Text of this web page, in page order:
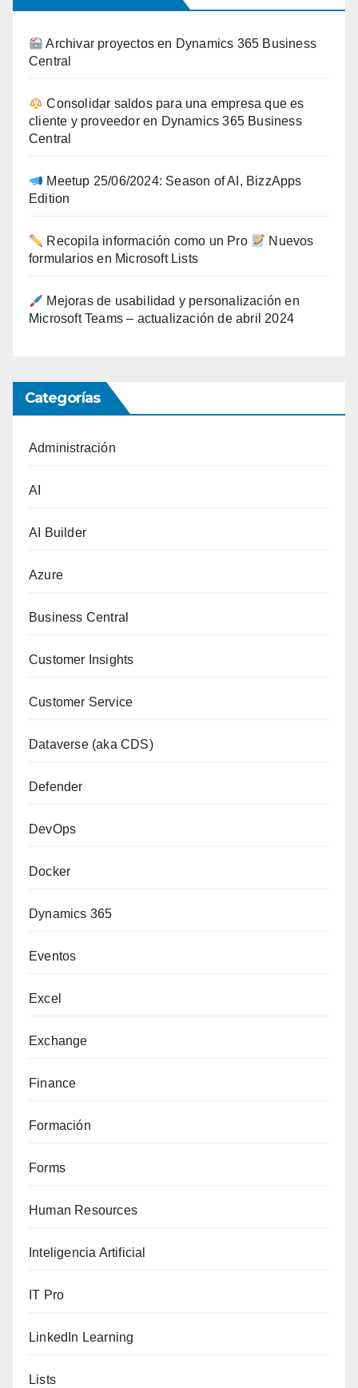
Archivar proyectos en Dynamics 365 Business
Central
Consolidar saldos para una empresa que es
cliente y proveedor en Dynamics 365 Business
Central
Meetup 25/06/2024: Season of AI, BizzApps
Edition
Recopila información como un Pro
Nuevos
formularios en Microsoft Lists
Mejoras de usabilidad y personalización en
Microsoft Teams – actualización de abril 2024
Categorías
Administración
AI
AI Builder
Azure
Business Central
Customer Insights
Customer Service
Dataverse (aka CDS)
Defender
DevOps
Docker
Dynamics 365
Eventos
Excel
Exchange
Finance
Formación
Forms
Human Resources
Inteligencia Artificial
IT Pro
LinkedIn Learning
Lists